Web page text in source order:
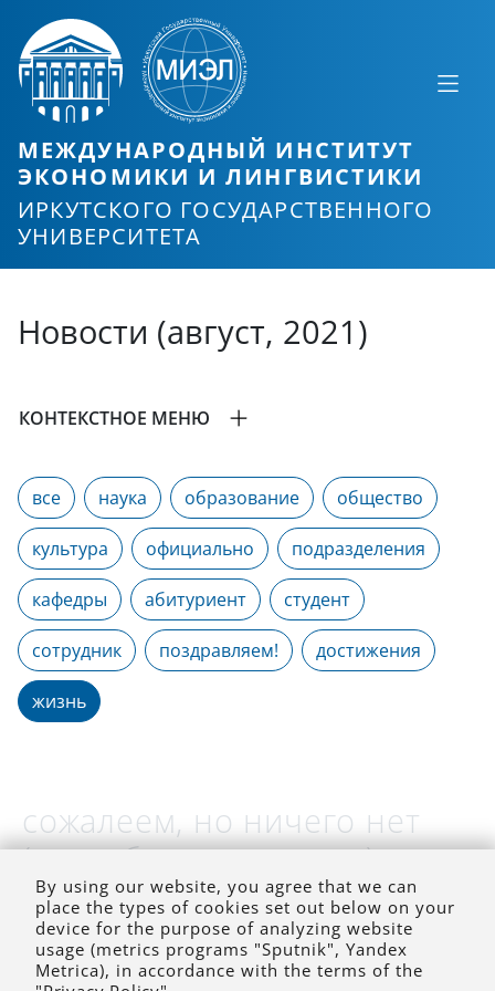
МЕЖДУНАРОДНЫЙ ИНСТИТУТ
ЭКОНОМИКИ И ЛИНГВИСТИКИ
ИРКУТСКОГО ГОСУДАРСТВЕННОГО
УНИВЕРСИТЕТА
Новости (август, 2021)
КОНТЕКСТНОЕ МЕНЮ
все наука образование общество
культура официально подразделения
кафедры абитуриент студент
сотрудник поздравляем! достижения
жизнь
сожалеем, но ничего нет
(на выбранное время)
By using our website, you agree that we can
place the types of cookies set out below on your
device for the purpose of analyzing website
usage (metrics programs "Sputnik", Yandex
Metrica), in accordance with the terms of the